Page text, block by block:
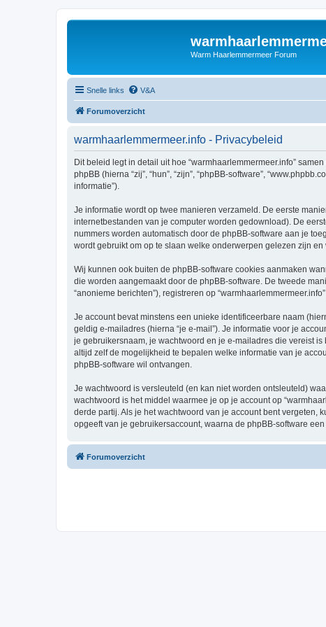
Warm Haarlemmermeer Forum
Snelle links V&A
Forumoverzicht
warmhaarlemmermeer.info - Privacybeleid
Dit beleid legt in detail uit hoe “warmhaarlemmermeer.info”
phpBB (hierna “zij”, “hun”, “zijn”, “phpBB-software”,
informatie”).
Je informatie wordt op twee manieren verzameld. De eerste
internetbestanden van je computer worden gedownload). De
nummers worden automatisch door de phpBB-software aan je
wordt gebruikt om op te slaan welke onderwerpen gelezen zijn
Wij kunnen ook buiten de phpBB-software cookies aanmaken
die worden aangemaakt door de phpBB-software. De tweede
“anonieme berichten”), registreren op
Je account bevat minstens een unieke identificeerbare naam
geldig e-mailadres (hierna “je e-mail”). Je informatie voor je
je gebruikersnaam, je wachtwoord en je e-mailadres die vereist is
altijd zelf de mogelijkheid te bepalen welke informatie van je
phpBB-software wil ontvangen.
Je wachtwoord is versleuteld (en kan niet worden ontsleuteld)
wachtwoord is het middel waarmee je op je account op
derde partij. Als je het wachtwoord van je account bent vergeten,
opgeeft van je gebruikersaccount, waarna de phpBB-software
Forumoverzicht